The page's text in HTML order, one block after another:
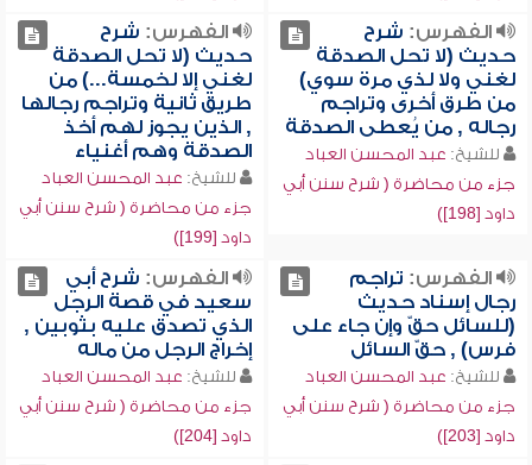
الفهرس: شرح
حديث (لا تحل الصدقة
لغني ولا لذي مرة سوي)
من طرق أخرى وتراجم
رجاله , من يُعطى الصدقة
للشيخ: عبد المحسن العباد
جزء من محاضرة ( شرح سنن أبي
داود [198])
الفهرس: شرح
حديث (لا تحل الصدقة
لغني إلا لخمسة...) من
طريق ثانية وتراجم رجالها
, الذين يجوز لهم أخذ
الصدقة وهم أغنياء
للشيخ: عبد المحسن العباد
جزء من محاضرة ( شرح سنن أبي
داود [199])
الفهرس: تراجم
رجال إسناد حديث
(للسائل حقّ وإن جاء على
فرس) , حقّ السائل
للشيخ: عبد المحسن العباد
جزء من محاضرة ( شرح سنن أبي
داود [203])
الفهرس: شرح أبي
سعيد في قصة الرجل
الذي تصدق عليه بثوبين ,
إخراج الرجل من ماله
للشيخ: عبد المحسن العباد
جزء من محاضرة ( شرح سنن أبي
داود [204])